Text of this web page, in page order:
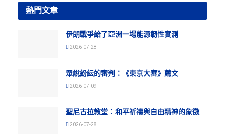
熱門文章
伊朗戰爭給了亞洲一場能源韌性實測
2026-07-28
眾說紛紜的審判：《東京大審》薦文
2026-07-09
聖尼古拉教堂：和平祈禱與自由精神的象徵
2026-07-28